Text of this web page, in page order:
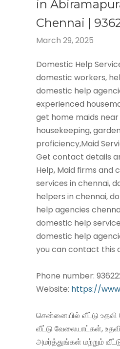
in
Chennai |
March 29, 2025
Domestic Help
domestic workers,
domestic help
experienced
get home maids
housekeeping,
proficiency,Maid
Get contact details
Help, Maid firms and
services in chennai,
helpers in chennai,
help agencies
domestic help
domestic help
you can contact this
Phone number:
Website: https://
சென்னையில் வீட்டு
வீட்டு வேலையாட்கள்,
அமர்த்துங்கள் மற்றும்